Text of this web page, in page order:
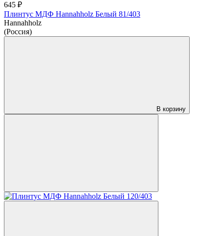
645 ₽
Плинтус МДФ Hannahholz Белый 81/403
Hannahholz
(Россия)
В корзину